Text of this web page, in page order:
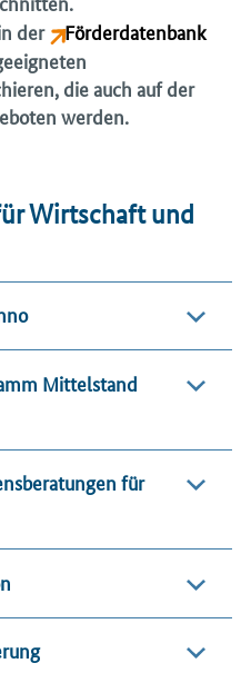
der
Förderdatenbank
die auch auf der
werden.
Wirtschaft und
Mittelstand
für